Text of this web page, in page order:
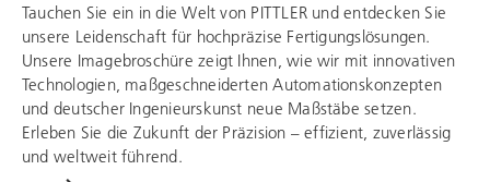
Tauchen Sie ein in die Welt von PITTLER und entdecken Sie
unsere Leidenschaft für hochpräzise Fertigungslösungen.
Unsere Imagebroschüre zeigt Ihnen, wie wir mit innovativen
Technologien, maßgeschneiderten Automationskonzepten
und deutscher Ingenieurskunst neue Maßstäbe setzen.
Erleben Sie die Zukunft der Präzision – effizient, zuverlässig
und weltweit führend.